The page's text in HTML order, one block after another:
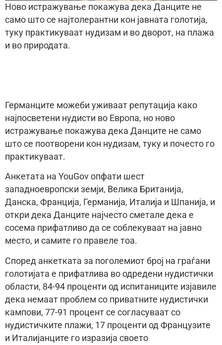
Ново истражување покажува дека Данците не
само што се најтолерантни кон јавната голотија,
туку практикуваат нудизам и во дворот, на плажа
и во природата.
Германците можеби уживаат репутација како
најпосветени нудисти во Европа, но ново
истражување покажува дека Данците не само
што се поотворени кон нудизам, туку и почесто го
практикуваат.
Анкетата на YouGov опфати шест
западноевропски земји, Велика Британија,
Данска, Франција, Германија, Италија и Шпанија, и
откри дека Данците најчесто сметале дека е
сосема прифатливо да се соблекуваат на јавно
место, и самите го правеле тоа.
Според анкетката за поголемиот број на граѓани
голотијата е прифатлива во одредени нудистички
области, 84-94 проценти од испитаниците изјавиле
дека немаат проблем со приватните нудистички
кампови, 77-91 процент се согласуваат со
нудистичките плажи, 17 проценти од Французите
и Италијанците го изразија своето